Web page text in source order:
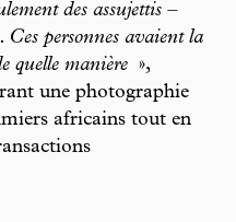
des assujettis –
Ces personnes avaient la
quelle manière »,
une photographie
africains tout en